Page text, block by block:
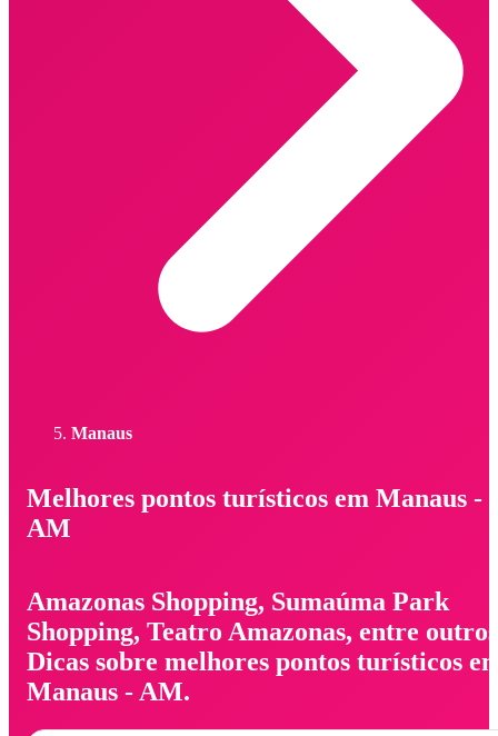
Manaus
Melhores pontos turísticos em Manaus -
AM
Amazonas Shopping, Sumaúma Park
Shopping, Teatro Amazonas, entre
Dicas sobre melhores pontos turísticos
Manaus - AM.